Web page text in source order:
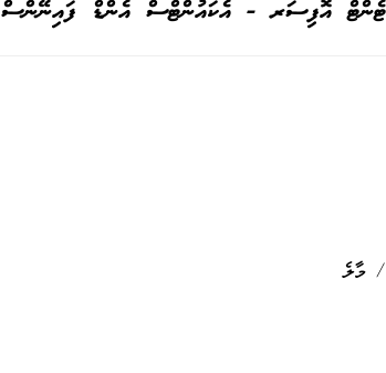
އޮފިސަރ - އެކައުންޓްސް އެންޑް ފައިނޭންސް
މާލެ